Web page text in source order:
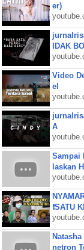
er)
IDAK
Video
el
A
Sampai
laskan
❗SATU
netron